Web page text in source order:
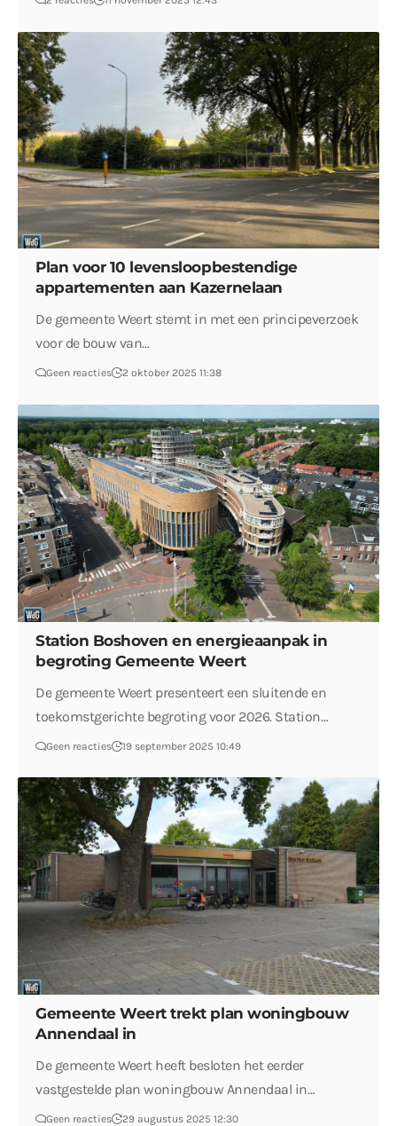
Plan voor 10 levensloopbestendige
appartementen aan Kazernelaan
De gemeente Weert stemt in met een principeverzoek
voor de bouw van…
Geen reacties 2 oktober 2025 11:38
Station Boshoven en energieaanpak in
begroting Gemeente Weert
De gemeente Weert presenteert een sluitende en
toekomstgerichte begroting voor 2026. Station…
Geen reacties 19 september 2025 10:49
Gemeente Weert trekt plan woningbouw
Annendaal in
De gemeente Weert heeft besloten het eerder
vastgestelde plan woningbouw Annendaal in…
Geen reacties 29 augustus 2025 12:30